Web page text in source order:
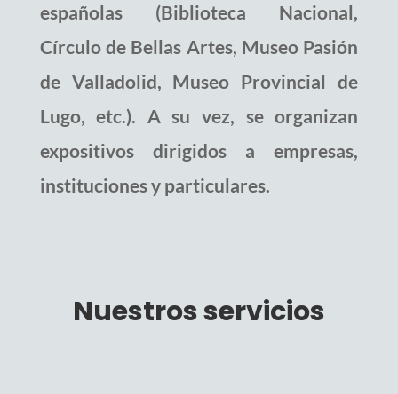
españolas (Biblioteca Nacional,
Círculo de Bellas Artes, Museo Pasión
de Valladolid, Museo Provincial de
Lugo, etc.). A su vez, se organizan
expositivos dirigidos a empresas,
instituciones y particulares.
Nuestros servicios